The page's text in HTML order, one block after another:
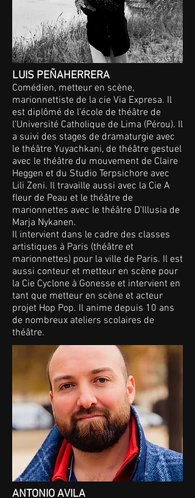
LUIS PEÑAHERRERA
Comédien, metteur en scène,
marionnettiste de la cie Via Expresa. Il
est diplômé de l’école de théâtre de
l’Université Catholique de Lima (Pérou). Il
a suivi des stages de dramaturgie avec
le théâtre Yuyachkani, de théâtre gestuel
avec le théâtre du mouvement de Claire
Heggen et du Studio Terpsichore avec
Lili Zeni. Il travaille aussi avec la Cie A
fleur de Peau et le théâtre de
marionnettes avec le théâtre D’Illusia de
Marja Nykanen.
Il intervient dans le cadre des classes
artistiques à Paris (théâtre et
marionnettes) pour la ville de Paris. Il est
aussi conteur et metteur en scène pour
la Cie Cyclone à Gonesse et intervient en
tant que metteur en scène et acteur
projet Hop Pop. Il anime depuis 10 ans
de nombreux ateliers scolaires de
théâtre.
ANTONIO AVILA